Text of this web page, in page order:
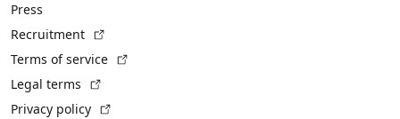
Press
Recruitment
Terms of service
Legal terms
Privacy policy